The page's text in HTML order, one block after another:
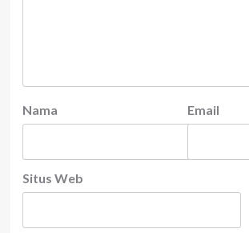
Nama Email
Situs Web